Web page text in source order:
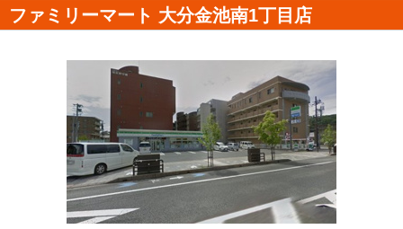
ファミリーマート 大分金池南1丁目店